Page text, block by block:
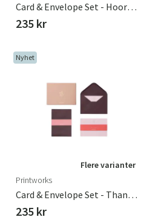
Card & Envelope Set - Hooray Cerise
235 kr
Nyhet
Flere varianter
Printworks
Card & Envelope Set - Thanks Beige
235 kr